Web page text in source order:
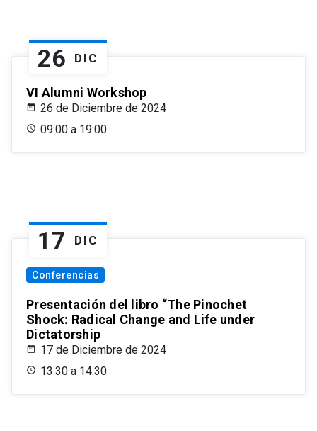
26 DIC
VI Alumni Workshop
26 de Diciembre de 2024
09:00 a 19:00
17 DIC
Conferencias
Presentación del libro “The Pinochet
Shock: Radical Change and Life under
Dictatorship
17 de Diciembre de 2024
13:30 a 14:30